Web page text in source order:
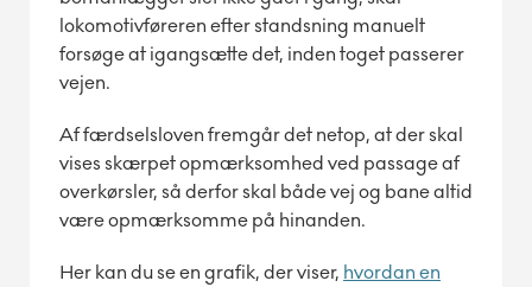
lokomotivføreren efter standsning manuelt
forsøge at igangsætte det, inden toget passerer
vejen.
Af færdselsloven fremgår det netop, at der skal
vises skærpet opmærksomhed ved passage af
overkørsler, så derfor skal både vej og bane altid
være opmærksomme på hinanden.
Her kan du se en grafik, der viser, hvordan en